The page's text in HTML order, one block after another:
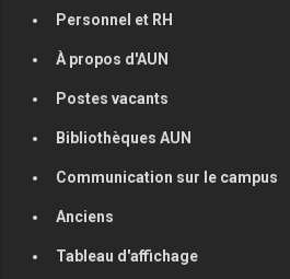
Personnel et RH
À propos d'AUN
Postes vacants
Bibliothèques AUN
Communication sur le campus
Anciens
Tableau d'affichage